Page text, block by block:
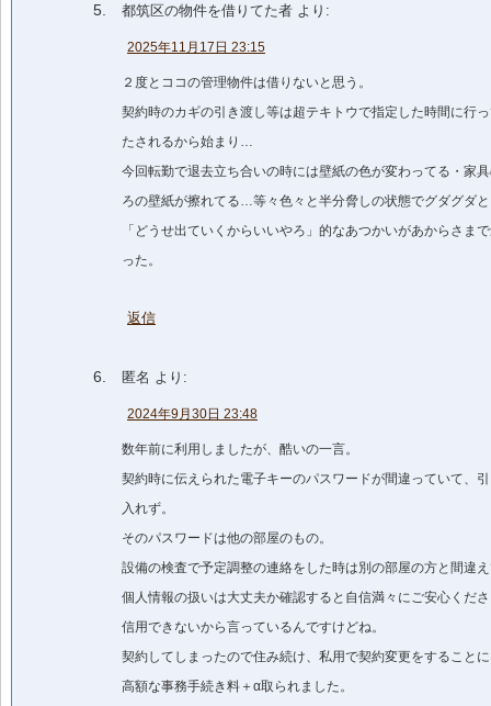
都筑区の物件を借りてた者 より:
2025年11月17日 23:15
２度とココの管理物件は借りないと思う。
契約時のカギの引き渡し等は超テキトウで指定した時間に行
たされるから始まり…
今回転勤で退去立ち合いの時には壁紙の色が変わってる・家
ろの壁紙が擦れてる…等々色々と半分脅しの状態でグダグダ
「どうせ出ていくからいいやろ」的なあつかいがあからさま
った。
返信
匿名 より:
2024年9月30日 23:48
数年前に利用しましたが、酷いの一言。
契約時に伝えられた電子キーのパスワードが間違っていて、
入れず。
そのパスワードは他の部屋のもの。
設備の検査で予定調整の連絡をした時は別の部屋の方と間違
個人情報の扱いは大丈夫か確認すると自信満々にご安心くだ
信用できないから言っているんですけどね。
契約してしまったので住み続け、私用で契約変更をすること
高額な事務手続き料＋α取られました。